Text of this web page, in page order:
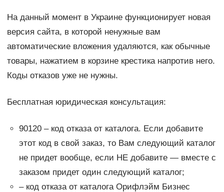
На данный момент в Украине функционирует новая
версия сайта, в которой ненужные вам
автоматические вложения удаляются, как обычные
товары, нажатием в корзине крестика напротив него.
Коды отказов уже не нужны.
Бесплатная юридическая консультация:
90120 – код отказа от каталога. Если добавите
этот код в свой заказ, то Вам следующий каталог
не придет вообще, если НЕ добавите — вместе с
заказом придет один следующий каталог;
– код отказа от каталога Орифлэйм Бизнес